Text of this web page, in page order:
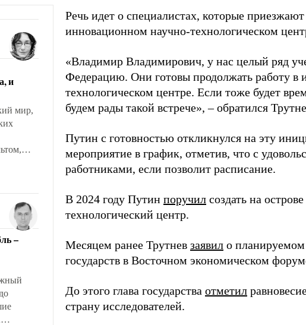
и
мир,
под
на себя
–
Речь идет о специалистах, которые
инновационном научно-технологическом
«Владимир Владимирович, у нас целый ряд
Федерацию. Они готовы продолжать работу в
технологическом центре. Если тоже будет
будем рады такой встрече», – обратился
Путин с готовностью откликнулся на эту
мероприятие в график, отметив, что с
работниками, если позволит расписание.
В 2024 году Путин поручил создать на
технологический центр.
Месяцем ранее Трутнев заявил о
государств в Восточном экономическом
До этого глава государства отметил
страну исследователей.